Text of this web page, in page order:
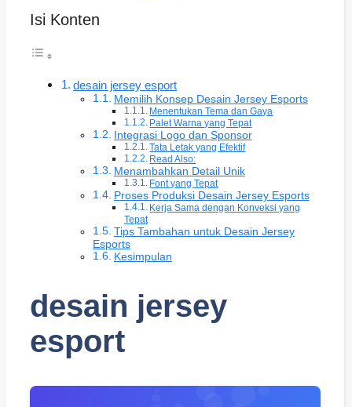
Isi Konten
desain jersey esport
Memilih Konsep Desain Jersey Esports
Menentukan Tema dan Gaya
Palet Warna yang Tepat
Integrasi Logo dan Sponsor
Tata Letak yang Efektif
Read Also:
Menambahkan Detail Unik
Font yang Tepat
Proses Produksi Desain Jersey Esports
Kerja Sama dengan Konveksi yang
Tepat
Tips Tambahan untuk Desain Jersey
Esports
Kesimpulan
desain jersey
esport